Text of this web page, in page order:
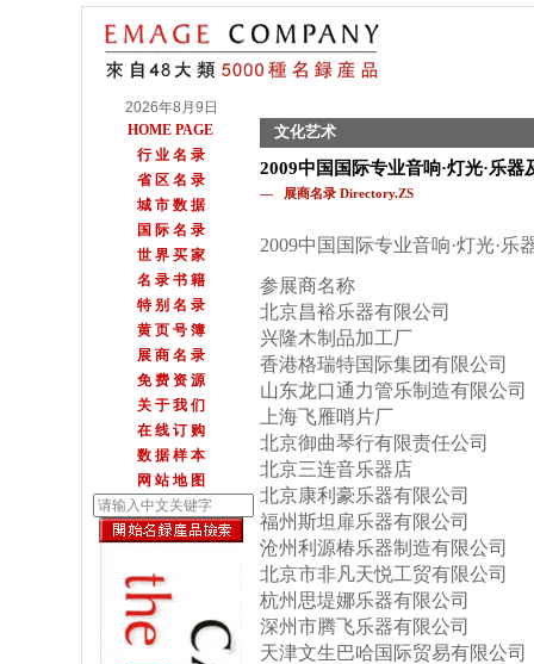
2026年8月9日
HOME PAGE
行 业 名 录
省 区 名 录
城 市 数 据
国 际 名 录
世 界 买 家
名 录 书 籍
特 别 名 录
黄 页 号 簿
展 商 名 录
免 费 资 源
关 于 我 们
在 线 订 购
数 据 样 本
网 站 地 图
文化艺术
2009中国国际专业音响·灯光·乐
— 展商名录 Directory.ZS
2009中国国际专业音响·灯光·
参展商名称
北京昌裕乐器有限公司
兴隆木制品加工厂
香港格瑞特国际集团有限公司
山东龙口通力管乐制造有限公司
上海飞雁哨片厂
北京御曲琴行有限责任公司
北京三连音乐器店
北京康利豪乐器有限公司
福州斯坦扉乐器有限公司
沧州利源椿乐器制造有限公司
北京市非凡天悦工贸有限公司
杭州思堤娜乐器有限公司
深州市腾飞乐器有限公司
天津文生巴哈国际贸易有限公司